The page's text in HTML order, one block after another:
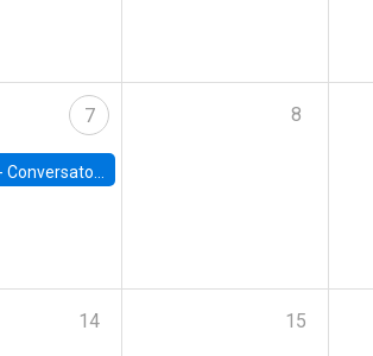
7
Conversatorio | Pobreza: La mirada de León XIV
8
14 15